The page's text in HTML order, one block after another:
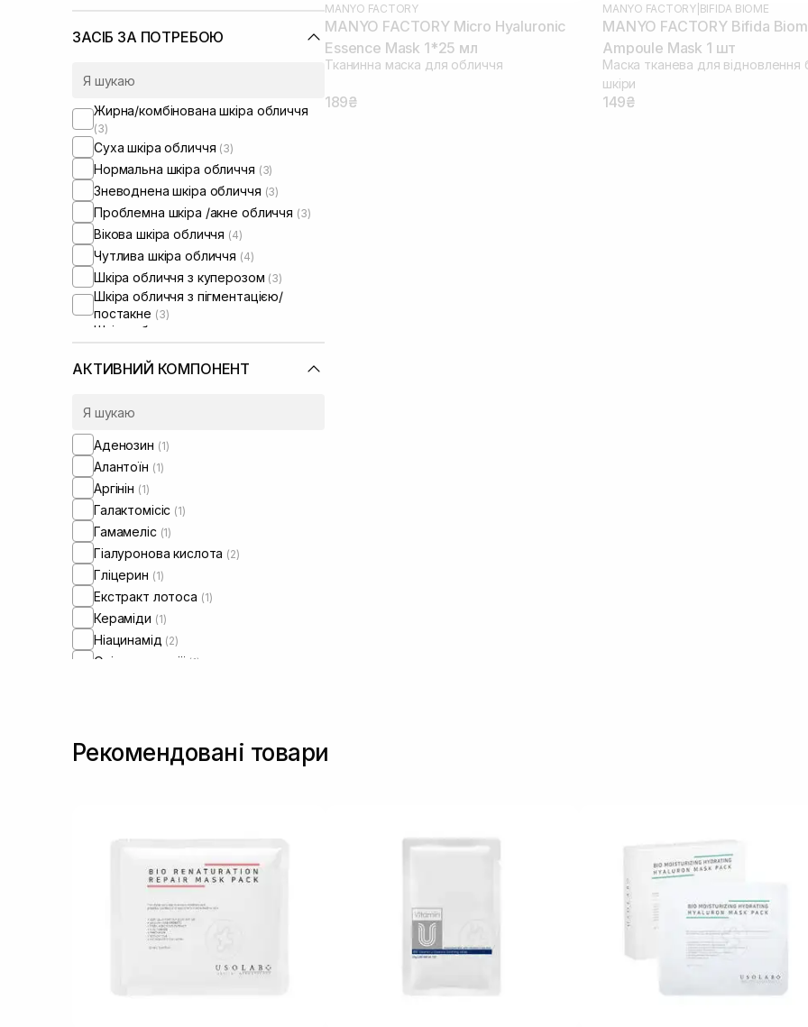
ЗАСІБ ЗА ПОТРЕБОЮ
Жирна/комбінована шкіра обличчя
(3)
Суха шкіра обличчя (3)
Нормальна шкіра обличчя (3)
Зневоднена шкіра обличчя (3)
Проблемна шкіра /акне обличчя (3)
Вікова шкіра обличчя (4)
Чутлива шкіра обличчя (4)
Шкіра обличчя з куперозом (3)
Шкіра обличчя з пігментацією/
постакне (3)
Шкіра обличчя з розширеними
порами
Шкіра обличчя з порушеним
мікробіомом
АКТИВНИЙ КОМПОНЕНТ
Аденозин (1)
Алантоїн (1)
Аргінін (1)
Галактомісіс (1)
Гамамеліс (1)
Гіалуронова кислота (2)
Гліцерин (1)
Екстракт лотоса (1)
Кераміди (1)
Ніацинамід (2)
Олія макадамії (1)
MANYO FACTORY
MANYO FACTORY Micro Hyaluronic
Essence Mask 1*25 мл
Тканинна маска для обличчя
189₴
MANYO FACTORY| BIFIDA BIOME
MANYO FACTORY Bifida
Ampoule Mask 1 шт
Маска тканева для відновлення
шкіри
149₴
Рекомендовані товари